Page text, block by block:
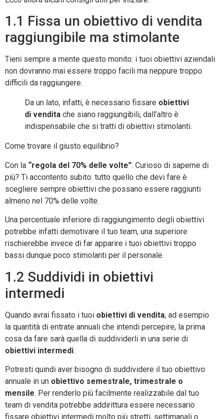
1.1 Fissa un obiettivo di vendita
raggiungibile ma stimolante
Tieni sempre a mente questo monito: i tuoi obiettivi aziendali
non dovranno mai essere troppo facili ma neppure troppo
difficili da raggiungere.
Da un lato, infatti, è necessario fissare obiettivi
di vendita che siano raggiungibili, dall’altro è
indispensabile che si tratti di obiettivi stimolanti.
Come trovare il giusto equilibrio?
Con la “regola del 70% delle volte”. Curioso di saperne di
più? Ti accontento subito: tutto quello che devi fare è
scegliere sempre obiettivi che possano essere raggiunti
almeno nel 70% delle volte.
Una percentuale inferiore di raggiungimento degli obiettivi
potrebbe infatti demotivare il tuo team, una superiore
rischierebbe invece di far apparire i tuoi obiettivi troppo
bassi dunque poco stimolanti per il personale.
1.2 Suddividi in obiettivi
intermedi
Quando avrai fissato i tuoi obiettivi di vendita, ad esempio
la quantità di entrate annuali che intendi percepire, la prima
cosa da fare sarà quella di suddividerli in una serie di
obiettivi intermedi.
Potresti quindi aver bisogno di suddividere il tuo obiettivo
annuale in un obiettivo semestrale, trimestrale o
mensile. Per renderlo più facilmente realizzabile dal tuo
team di vendita potrebbe addirittura essere necessario
fissare obiettivi intermedi molto più stretti, settimanali o